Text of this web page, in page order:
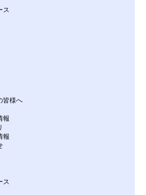
ス
皆様へ
報
報
ス